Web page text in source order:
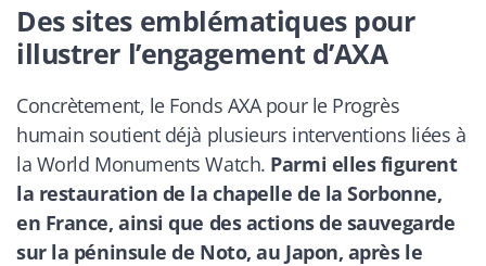
Des sites emblématiques pour
illustrer l’engagement d’AXA
Concrètement, le Fonds AXA pour le Progrès
humain soutient déjà plusieurs interventions liées à
la World Monuments Watch. Parmi elles figurent
la restauration de la chapelle de la Sorbonne,
en France, ainsi que des actions de sauvegarde
sur la péninsule de Noto, au Japon, après le